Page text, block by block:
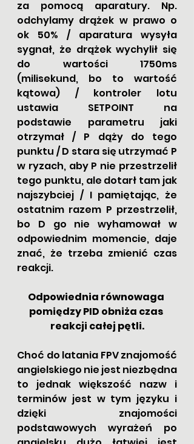
za pomocą aparatury. Np.
odchylamy drążek w prawo o
ok 50% / aparatura wysyła
sygnał, że drążek wychylił się
do wartości 1750ms
(milisekund, bo to wartość
kątowa) / kontroler lotu
ustawia SETPOINT na
podstawie parametru jaki
otrzymał / P dąży do tego
punktu / D stara się utrzymać P
w ryzach, aby P nie przestrzelił
tego punktu, ale dotarł tam jak
najszybciej / I pamiętając, że
ostatnim razem P przestrzelił,
bo D go nie wyhamował w
odpowiednim momencie, daje
znać, że trzeba zmienić czas
reakcji.
Odpowiednia równowaga
pomiędzy PID obniża czas
reakcji całej pętli.
Choć do latania FPV znajomość
angielskiego nie jest niezbędna
to jednak większość nazw i
terminów jest w tym języku i
dzięki znajomości
podstawowych wyrażeń po